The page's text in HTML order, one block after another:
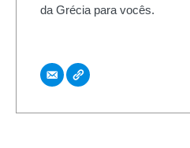
da Grécia para vocês.